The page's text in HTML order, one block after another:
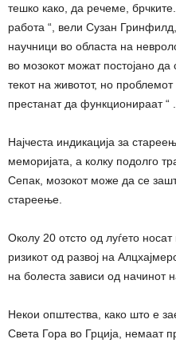
тешко како, да речеме,
работа “, вели Сузан
научници во областа на
во мозокот можат постојано да
текот на животот, но проблемот
престанат да функционираат “ .
Најчеста индикација за
меморијата, а колку подолго
Сепак, мозокот може да се
стареење.
Околу 20 отсто од луѓето носат
ризикот од развој на
на болеста зависи од начинот
Некои општества, како што е
Света Гора во Грција, немаат